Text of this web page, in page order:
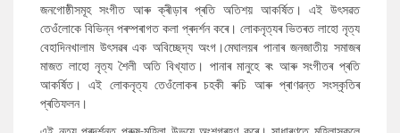
জনগোষ্ঠীসমূহ সংগীত আৰু ক্ৰীড়াৰ প্ৰতি অতিশয় আকৰ্ষিত। এই উৎসৱত
তেওঁলোকে বিভিন্ন পৰম্পৰাগত কলা প্ৰদৰ্শন কৰে। লোকনৃত্যৰ ভিতৰত লাহো নৃত্য
বেহাদিনখালাম উৎসৱৰ এক অবিচ্ছেদ্য অংগ।মেঘালয়ৰ পানাৰ জনজাতীয় সমাজৰ
মাজত লাহো নৃত্য শৈলী অতি বিখ্যাত। পানাৰ মানুহে ৰং আৰু সংগীতৰ প্ৰতি
আকৰ্ষিত। এই লোকনৃত্য তেওঁলোকৰ চহকী ৰুচি আৰু প্ৰাণৱন্ত সংস্কৃতিৰ
প্ৰতিফলন।